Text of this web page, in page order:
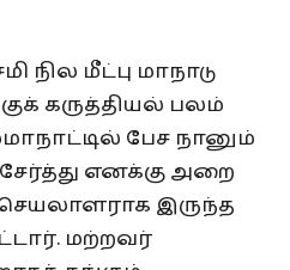
மீட்பு மாநாடு
கருத்தியல் பலம்
பேச நானும்
எனக்கு அறை
செயலாளராக இருந்த
மற்றவர்